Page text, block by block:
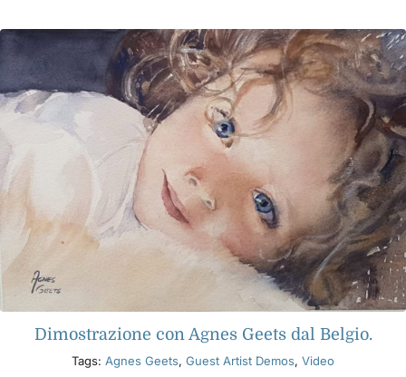
Libri
Eventi
Risorse
Trova un rivenditore
Contattaci
Dimostrazione con Agnes Geets dal Belgio.
Tags: Agnes Geets, Guest Artist Demos, Video